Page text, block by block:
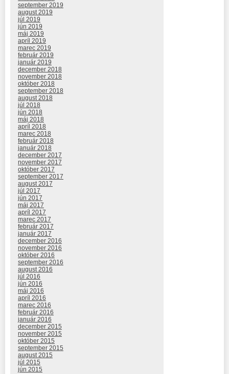
september 2019
august 2019
júl 2019
jún 2019
máj 2019
apríl 2019
marec 2019
február 2019
január 2019
december 2018
november 2018
október 2018
september 2018
august 2018
júl 2018
jún 2018
máj 2018
apríl 2018
marec 2018
február 2018
január 2018
december 2017
november 2017
október 2017
september 2017
august 2017
júl 2017
jún 2017
máj 2017
apríl 2017
marec 2017
február 2017
január 2017
december 2016
november 2016
október 2016
september 2016
august 2016
júl 2016
jún 2016
máj 2016
apríl 2016
marec 2016
február 2016
január 2016
december 2015
november 2015
október 2015
september 2015
august 2015
júl 2015
jún 2015